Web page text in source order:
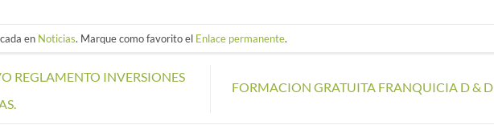
en Noticias. Marque como favorito el Enlace permanente.
REGLAMENTO INVERSIONES
FORMACION GRATUITA FRANQUICIA D & D